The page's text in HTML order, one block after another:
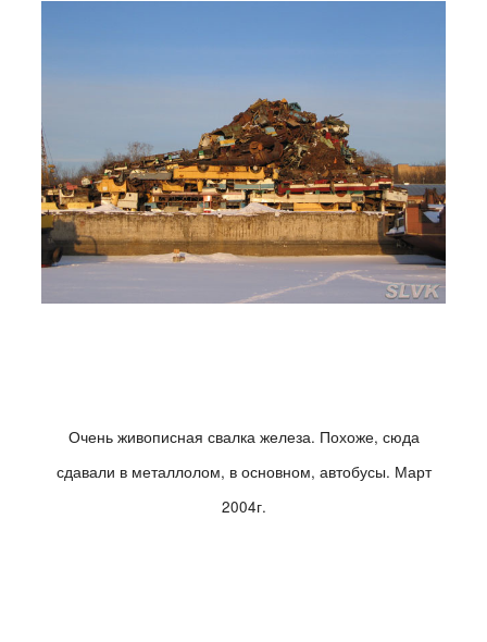
Очень живописная свалка железа. Похоже, сюда
сдавали в металлолом, в основном, автобусы. Март
2004г.